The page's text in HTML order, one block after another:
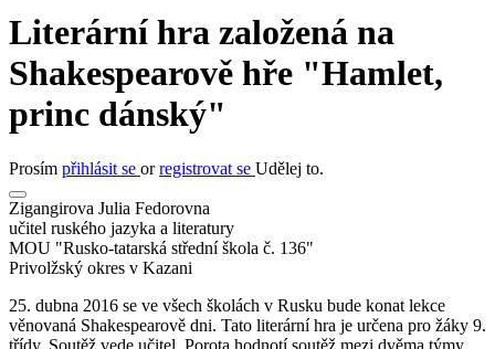
Literární hra založená na
Shakespearově hře "Hamlet,
princ dánský"
Prosím přihlásit se orregistrovat se Udělej to.
Zigangirova Julia Fedorovna
učitel ruského jazyka a literatury
MOU "Rusko-tatarská střední škola č. 136"
Privolžský okres v Kazani
25. dubna 2016 se ve všech školách v Rusku bude konat lekce
věnovaná Shakespearově dni. Tato literární hra je určena pro žáky 9.
třídy. Soutěž vede učitel. Porota hodnotí soutěž mezi dvěma týmy.